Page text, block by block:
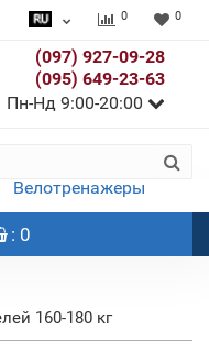
0 0
(097) 927-09-28
(095) 649-23-63
Пн-Нд 9:00-20:00
Велотренажеры
: 0
160-180 кг